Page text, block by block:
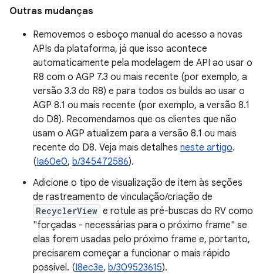
Outras mudanças
Removemos o esboço manual do acesso a novas
APIs da plataforma, já que isso acontece
automaticamente pela modelagem de API ao usar o
R8 com o AGP 7.3 ou mais recente (por exemplo, a
versão 3.3 do R8) e para todos os builds ao usar o
AGP 8.1 ou mais recente (por exemplo, a versão 8.1
do D8). Recomendamos que os clientes que não
usam o AGP atualizem para a versão 8.1 ou mais
recente do D8. Veja mais detalhes neste artigo.
(Ia60e0, b/345472586).
Adicione o tipo de visualização de item às seções
de rastreamento de vinculação/criação de
RecyclerView e rotule as pré-buscas do RV como
"forçadas - necessárias para o próximo frame" se
elas forem usadas pelo próximo frame e, portanto,
precisarem começar a funcionar o mais rápido
possível. (I8ec3e, b/309523615).